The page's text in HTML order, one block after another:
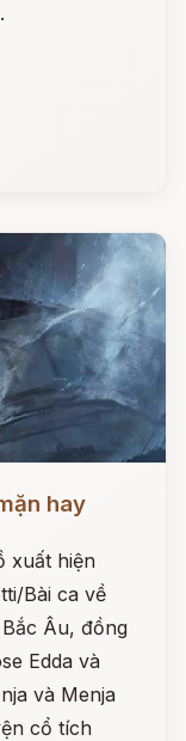
hay
xuất hiện
Bài ca về
Âu, đồng
Edda và
và Menja
cổ tích